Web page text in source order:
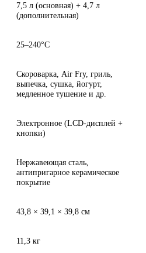
7,5 л (основная) + 4,7 л
(дополнительная)
25–240°C
Скороварка, Air Fry, гриль,
выпечка, сушка, йогурт,
медленное тушение и др.
Электронное (LCD-дисплей +
кнопки)
Нержавеющая сталь,
антипригарное керамическое
покрытие
43,8 × 39,1 × 39,8 см
11,3 кг